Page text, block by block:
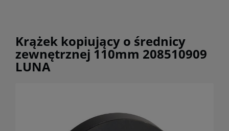
Krążek kopiujący o średnicy
zewnętrznej 110mm 208510909
LUNA